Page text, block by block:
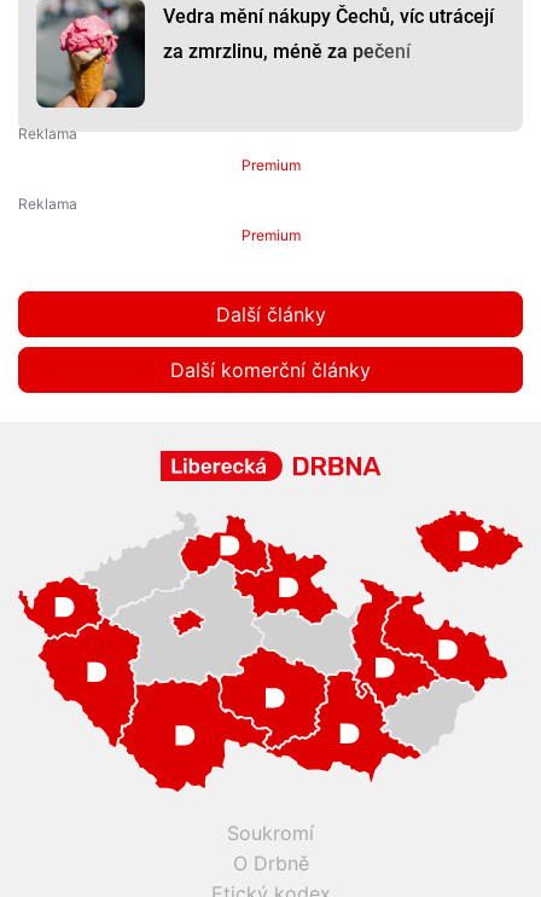
Vedra mění nákupy Čechů, víc utrácejí
za zmrzlinu, méně za pečení
Premium
Premium
Další články
Další komerční články
Soukromí
O Drbně